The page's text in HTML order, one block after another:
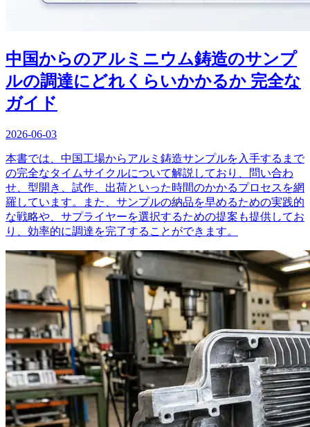
中国からのアルミニウム鋳造のサンプ
ルの調達にどれくらいかかるか 完全な
ガイド
2026-06-03
本書では、中国工場からアルミ鋳造サンプルを入手するまで
の完全なタイムサイクルについて解説しており、問い合わ
せ、型開き、試作、出荷といった時間のかかるプロセスを網
羅しています。また、サンプルの納品を早めるための実践的
な戦略や、サプライヤーを選択するための提案も提供してお
り、効率的に調達を完了することができます。